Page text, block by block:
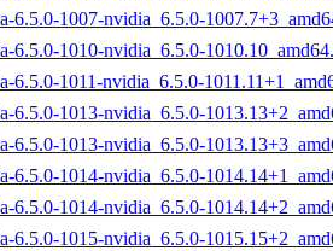
6.5.0-1007-nvidia_6.5.0-
6.5.0-1010-nvidia_6.5.0-
6.5.0-1011-nvidia_6.5.0-
6.5.0-1013-nvidia_6.5.0-
6.5.0-1013-nvidia_6.5.0-
6.5.0-1014-nvidia_6.5.0-
6.5.0-1014-nvidia_6.5.0-
6.5.0-1015-nvidia_6.5.0-